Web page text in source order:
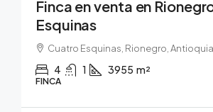
Finca en venta en
Esquinas
Cuatro Esquinas, Rionegro, Antioquia
4 1 3955 m²
FINCA